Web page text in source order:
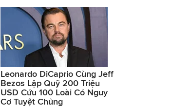
Leonardo DiCaprio Cùng Jeff
Bezos Lập Quỹ 200 Triệu
USD Cứu 100 Loài Có Nguy
Cơ Tuyệt Chủng